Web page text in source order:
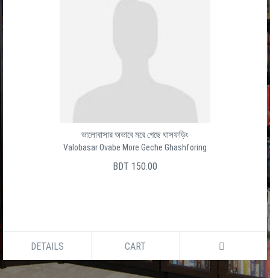
ভালোবাসার অভাবে মরে গেছে ঘাসফড়িং
Valobasar Ovabe More Geche Ghashforing
BDT 150.00
DETAILS CART